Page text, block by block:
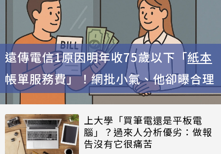
遠傳電信1原因明年收75歲以下「紙本
帳單服務費」！網批小氣、他卻曝合理
上大學「買筆電還是平板電
腦」？過來人分析優劣：做報
告沒有它很痛苦